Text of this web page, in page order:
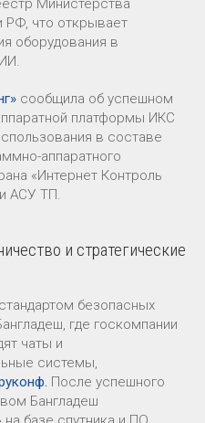
Министерства
РФ, что открывает
оборудования в
сообщила об успешном
платформы ИКС
в составе
аппаратного
«Интернет Контроль
АСУ ТП.
и стратегические
безопасных
где госкомпании
чаты и
системы,
После успешного
Бангладеш